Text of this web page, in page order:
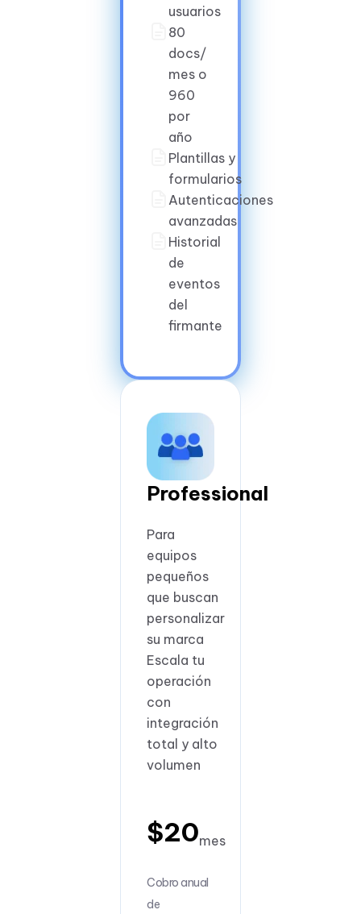
usuarios
80
docs/
mes o
960
por
año
Plantillas y
formularios
Autenticaciones
avanzadas
Historial
de
eventos
del
firmante
Professional
Para
equipos
pequeños
que buscan
personalizar
su marca
Escala tu
operación
con
integración
total y alto
volumen
$20mes
Cobro anual
de